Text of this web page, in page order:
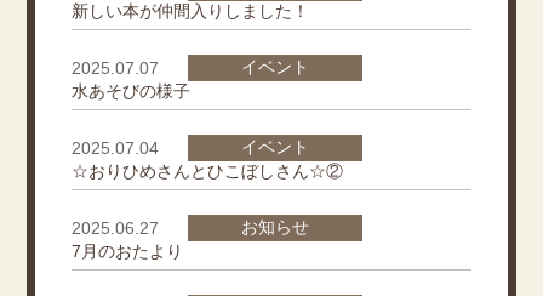
新しい本が仲間入りしました！
2025.07.07
イベント
水あそびの様子
2025.07.04
イベント
☆おりひめさんとひこぼしさん☆②
2025.06.27
お知らせ
7月のおたより